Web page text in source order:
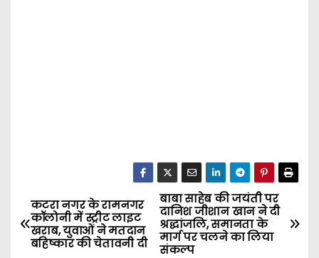
P
o
बाबा साहेब की जयंती पर
दानिश जीशान खान ने दी
श्रद्धांजलि, समानता के
मार्ग पर चलने का लिया
संकल्प
कटरा नगर के रामनगर
कॉलोनी में स्ट्रीट लाइट
खराब, युवाओं ने मतदान
बहिष्कार की चेतावनी दी